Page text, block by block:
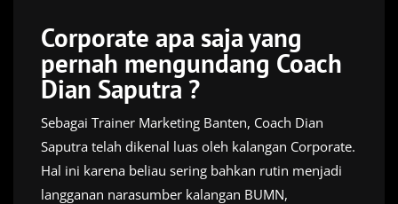
Corporate apa saja yang
pernah mengundang Coach
Dian Saputra ?
Sebagai Trainer Marketing Banten, Coach Dian
Saputra telah dikenal luas oleh kalangan Corporate.
Hal ini karena beliau sering bahkan rutin menjadi
langganan narasumber kalangan BUMN,